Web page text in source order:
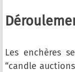
Les enchères
“candle